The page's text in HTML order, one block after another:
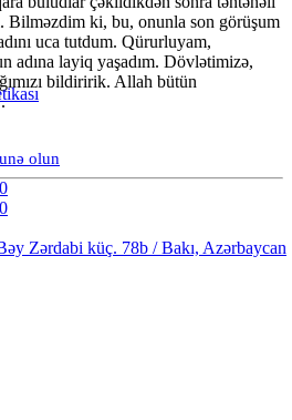
Zərdabi küç. 78b / Bakı, Azərbaycan
Bilməzdim ki, bu, onunla son görüşum
uca tutdum. Qürurluyam,
adına layiq yaşadım. Dövlətimizə,
bildiririk. Allah bütün
olun